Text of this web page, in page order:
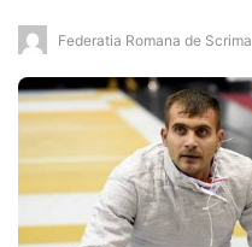
Federatia Romana de Scrima